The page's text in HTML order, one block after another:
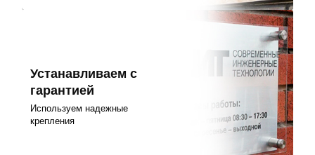
Устанавливаем с
гарантией
Используем надежные
крепления